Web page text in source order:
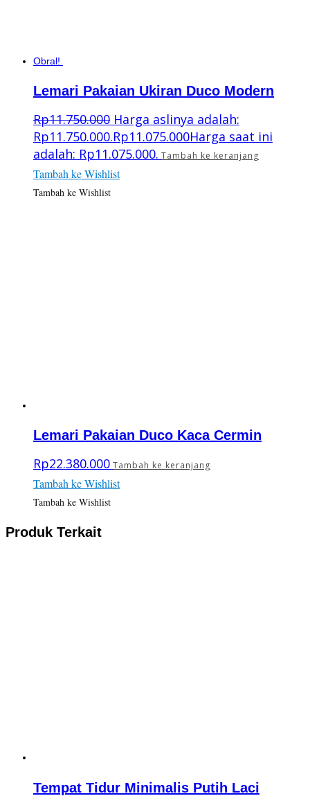
Obral!
Lemari Pakaian Ukiran Duco Modern
Rp11.750.000 Harga aslinya adalah:
Rp11.750.000.Rp11.075.000Harga saat ini
adalah: Rp11.075.000. Tambah ke keranjang
Tambah ke Wishlist
Tambah ke Wishlist
Lemari Pakaian Duco Kaca Cermin
Rp22.380.000 Tambah ke keranjang
Tambah ke Wishlist
Tambah ke Wishlist
Produk Terkait
Tempat Tidur Minimalis Putih Laci